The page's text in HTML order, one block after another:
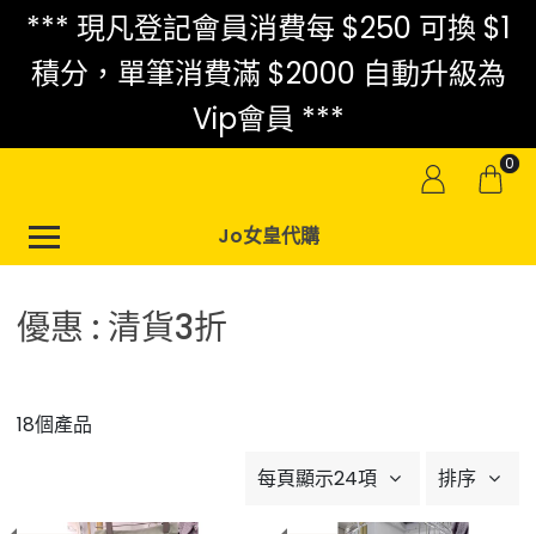
*** 現凡登記會員消費每 $250 可換 $1
積分，單筆消費滿 $2000 自動升級為
Vip會員 ***
0
Jo女皇代購
優惠 : 清貨3折
18個產品
排序
每頁顯示24項